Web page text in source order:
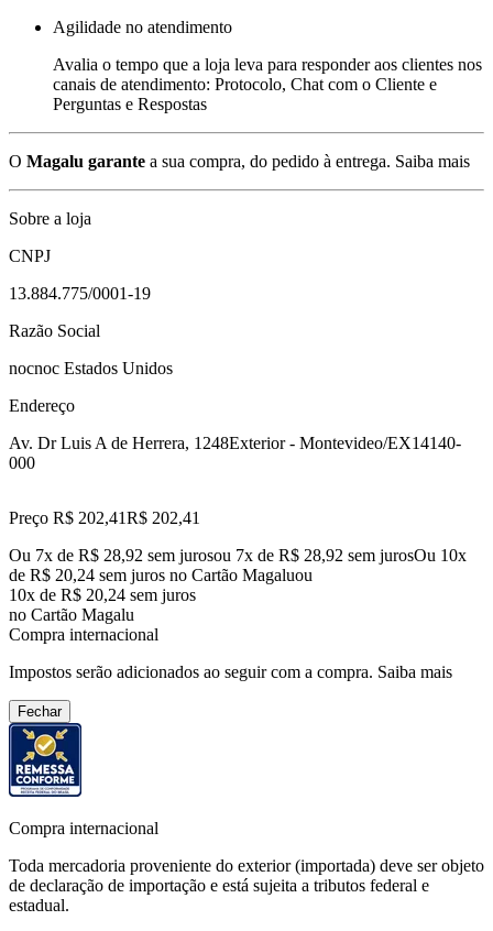
Agilidade no atendimento
Avalia o tempo que a loja leva para responder aos clientes nos
canais de atendimento: Protocolo, Chat com o Cliente e
Perguntas e Respostas
O Magalu garante a sua compra, do pedido à entrega. Saiba mais
Sobre a loja
CNPJ
13.884.775/0001-19
Razão Social
nocnoc Estados Unidos
Endereço
Av. Dr Luis A de Herrera, 1248Exterior - Montevideo/EX14140-
000
Preço R$ 202,41R$ 202,41
Ou 7x de R$ 28,92 sem jurosou 7x de R$ 28,92 sem jurosOu 10x
de R$ 20,24 sem juros no Cartão Magaluou
10x de R$ 20,24 sem juros
no Cartão Magalu
Compra internacional
Impostos serão adicionados ao seguir com a compra. Saiba mais
Fechar
Compra internacional
Toda mercadoria proveniente do exterior (importada) deve ser objeto
de declaração de importação e está sujeita a tributos federal e
estadual.